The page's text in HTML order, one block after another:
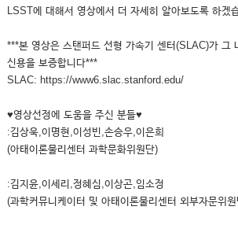
LSST에 대해서 영상에서 더 자세히 알아보도록 하겠
***본 영상은 스탠퍼드 선형 가속기 센터(SLAC)가 그
신용을 보증합니다***
SLAC: https://www6.slac.stanford.edu/
♥영상선정에 도움을 주신 분들♥
:김상욱,이명현,이성빈,손승우,이은희
(아태이론물리센터 과학문화위원단)
:김지윤,이세리,정혜심,이상곤,임소정
(과학커뮤니케이터 및 아태이론물리센터 외부자문위